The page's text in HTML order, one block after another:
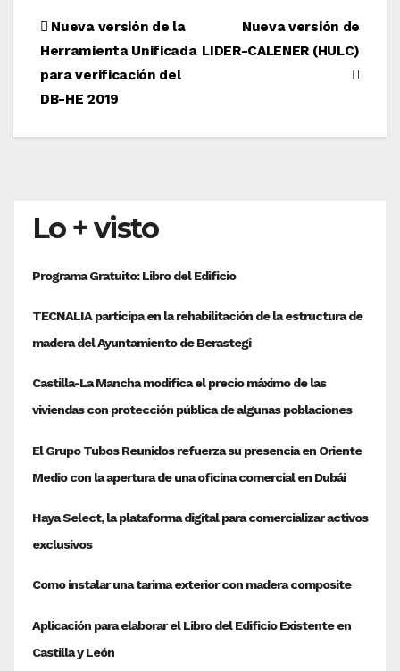
Navegación
de
entradas
Nueva versión de
LIDER-CALENER (HULC)
Nueva versión de la
Herramienta Unificada
para verificación del
DB-HE 2019
Lo + visto